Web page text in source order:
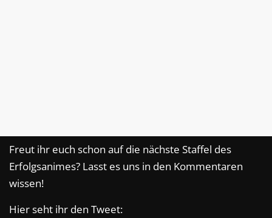
Freut ihr euch schon auf die nächste Staffel des
Erfolgsanimes? Lasst es uns in den Kommentaren
wissen!
Hier seht ihr den Tweet: